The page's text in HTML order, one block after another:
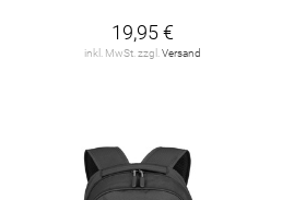
19,95 €
inkl. MwSt. zzgl. Versand